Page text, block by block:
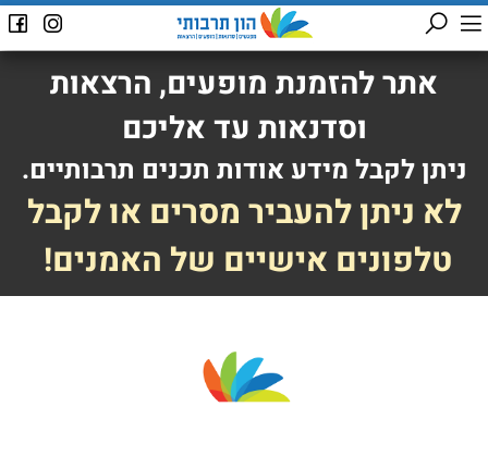
אתר להזמנת מופעים, הרצאות
וסדנאות עד אליכם
ניתן לקבל מידע אודות תכנים תרבותיים.
לא ניתן להעביר מסרים או לקבל
טלפונים אישיים של האמנים!